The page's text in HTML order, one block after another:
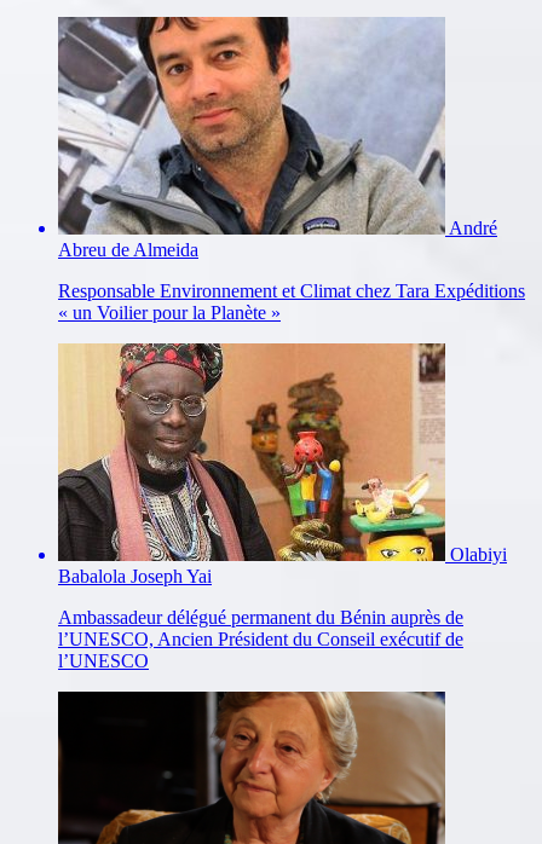
André
Abreu de Almeida
Responsable Environnement et Climat chez Tara Expéditions
« un Voilier pour la Planète »
Olabiyi
Babalola Joseph Yai
Ambassadeur délégué permanent du Bénin auprès de
l’UNESCO, Ancien Président du Conseil exécutif de
l’UNESCO